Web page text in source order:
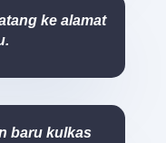
ke alamat
baru kulkas